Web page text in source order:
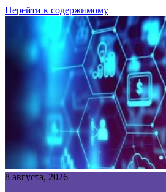
Перейти к содержимому
8 августа, 2026